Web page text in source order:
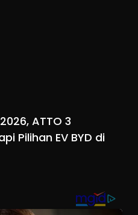
ATTO 3
Pilihan EV BYD di